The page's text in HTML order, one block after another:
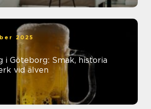
2025
i Göteborg: Smak, historia
vid älven